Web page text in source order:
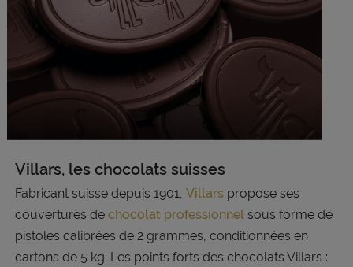
Villars, les chocolats suisses
Fabricant suisse depuis 1901, Villars propose ses
couvertures de chocolat professionnelsous forme de
pistoles calibrées de 2 grammes, conditionnées en
cartons de 5 kg. Les points forts des chocolats Villars :